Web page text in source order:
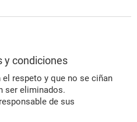
y condiciones
respeto y que no se ciñan
ser eliminados.
de sus